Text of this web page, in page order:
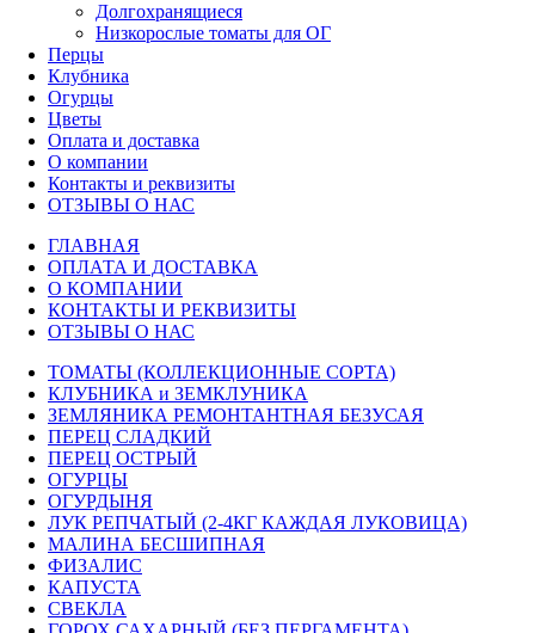
Долгохранящиеся
Низкорослые томаты для ОГ
Перцы
Клубника
Огурцы
Цветы
Оплата и доставка
О компании
Контакты и реквизиты
ОТЗЫВЫ О НАС
ГЛАВНАЯ
ОПЛАТА И ДОСТАВКА
О КОМПАНИИ
КОНТАКТЫ И РЕКВИЗИТЫ
ОТЗЫВЫ О НАС
ТОМАТЫ (КОЛЛЕКЦИОННЫЕ СОРТА)
КЛУБНИКА и ЗЕМКЛУНИКА
ЗЕМЛЯНИКА РЕМОНТАНТНАЯ БЕЗУСАЯ
ПЕРЕЦ СЛАДКИЙ
ПЕРЕЦ ОСТРЫЙ
ОГУРЦЫ
ОГУРДЫНЯ
ЛУК РЕПЧАТЫЙ (2-4КГ КАЖДАЯ ЛУКОВИЦА)
МАЛИНА БЕСШИПНАЯ
ФИЗАЛИС
КАПУСТА
СВЕКЛА